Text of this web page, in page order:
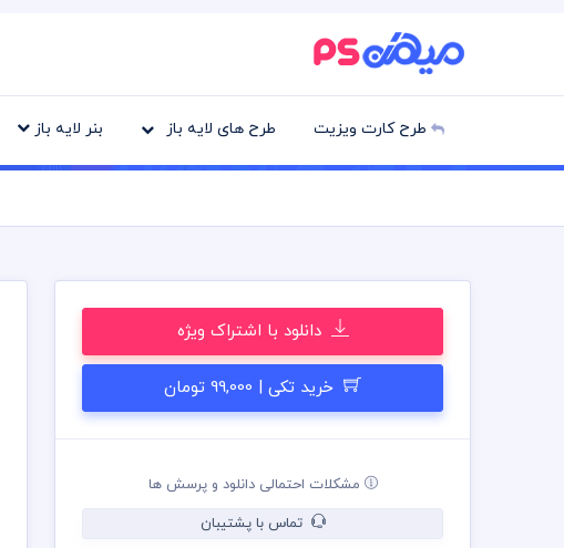
طرح کارت ویزیت طرح های لایه باز بنر لایه باز
دانلود با اشتراک ویژه
خرید تکی | 99,000 تومان
مشکلات احتمالی دانلود و پرسش ها
تماس با پشتیبان